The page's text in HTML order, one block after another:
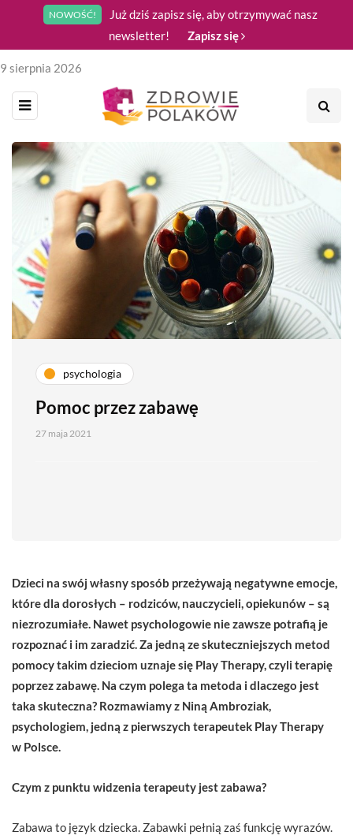
NOWOŚĆ!
Już dziś zapisz się, aby otrzymywać nasz
newsletter!
Zapisz się
9 sierpnia 2026
psychologia
Pomoc przez zabawę
27 maja 2021
Dzieci na swój własny sposób przeżywają negatywne emocje,
które dla dorosłych – rodziców, nauczycieli, opiekunów – są
niezrozumiałe. Nawet psychologowie nie zawsze potrafią je
rozpoznać i im zaradzić. Za jedną ze skuteczniejszych metod
pomocy takim dzieciom uznaje się Play Therapy, czyli terapię
poprzez zabawę. Na czym polega ta metoda i dlaczego jest
taka skuteczna? Rozmawiamy z Niną Ambroziak,
psychologiem, jedną z pierwszych terapeutek Play Therapy
w Polsce.
Czym z punktu widzenia terapeuty jest zabawa?
Zabawa to język dziecka. Zabawki pełnią zaś funkcję wyrazów.